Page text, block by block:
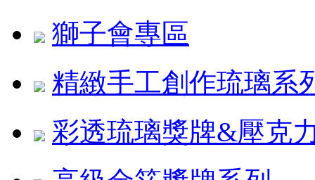
獅子會專區
精緻手工創作琉璃系
彩透琉璃獎牌&壓克